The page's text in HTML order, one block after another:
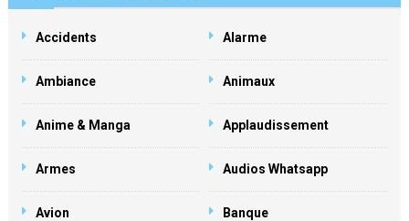
Accidents Alarme
Ambiance Animaux
Anime & Manga Applaudissement
Armes Audios Whatsapp
Avion Banque